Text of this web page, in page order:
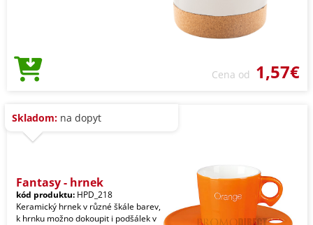
Cena od 1,57€
Skladom: na dopyt
Fantasy - hrnek
kód produktu: HPD_218
Keramický hrnek v různé škále barev,
k hrnku možno dokoupit i podšálek v